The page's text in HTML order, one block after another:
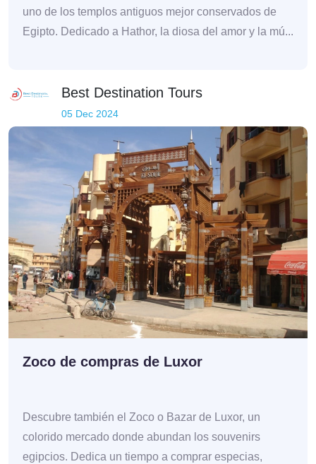
uno de los templos antiguos mejor conservados de
Egipto. Dedicado a Hathor, la diosa del amor y la mú...
Best Destination Tours
05 Dec 2024
Zoco de compras de Luxor
Descubre también el Zoco o Bazar de Luxor, un
colorido mercado donde abundan los souvenirs
egipcios. Dedica un tiempo a comprar especias,